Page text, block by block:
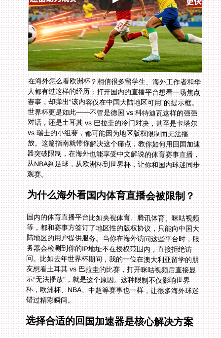
在海外怎么看欧洲杯？相信很多留学生、海外工作者和华
人都有过这样的经历：打开国内的直播平台想看一场焦点
赛事，却弹出“该内容仅在中国大陆地区可用”的提示框。
世界杯更是如此——不管是德国 vs 科特迪瓦这样的强强
对话，还是土耳其 vs 巴拉圭的冷门对决，甚至是卡塔尔
vs 瑞士的小组赛，都可能因为地区版权限制而无法播
放。这篇指南就带你解决这个痛点，教你如何用回国加速
器突破限制，在海外也能享受中文解说的体育赛事直播，
从NBA到足球，从欧洲杯到世界杯，让你和国内球迷同步
观赛。
为什么海外看国内体育直播会被限制？
国内的体育直播平台比如央视体育、腾讯体育、咪咕视频
等，都和赛事方签订了地区性的版权协议，只能向中国大
陆地区的用户提供服务。当你在海外访问这些平台时，服
务器会检测到你的IP地址不在授权范围内，直接拒绝访
问。比如去年世界杯期间，我的一位在澳大利亚留学的朋
友想看土耳其 vs 巴拉圭的比赛，打开咪咕视频后直接显
示“无法播放”，就是这个原因。这种限制不仅影响世界
杯，欧洲杯、NBA、中超等赛事也一样，让很多海外球迷
错过精彩瞬间。
选择合适的回国加速器是核心解决方案